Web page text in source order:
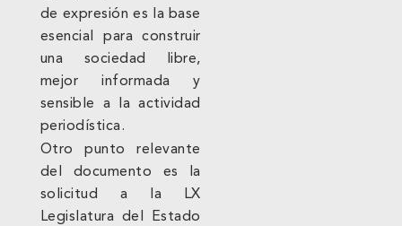
de expresión es la base
esencial para construir
una sociedad libre,
mejor informada y
sensible a la actividad
periodística.
Otro punto relevante
del documento es la
solicitud a la LX
Legislatura del Estado